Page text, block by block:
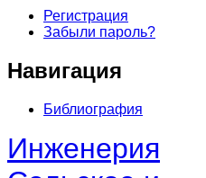
Регистрация
Забыли пароль?
Навигация
Библиография
Инженерия